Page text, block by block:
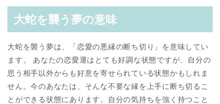
大蛇を襲う夢の意味
大蛇を襲う夢は、「恋愛の悪縁の断ち切り」を意味してい
ます。 あなたの恋愛運はとても好調な状態ですが、自分の
思う相手以外からも好意を寄せられている状態かもしれま
せん。今のあなたは、そんな不要な縁を上手に断ち切るこ
とができる状態にあります。自分の気持ちを強く持つこと